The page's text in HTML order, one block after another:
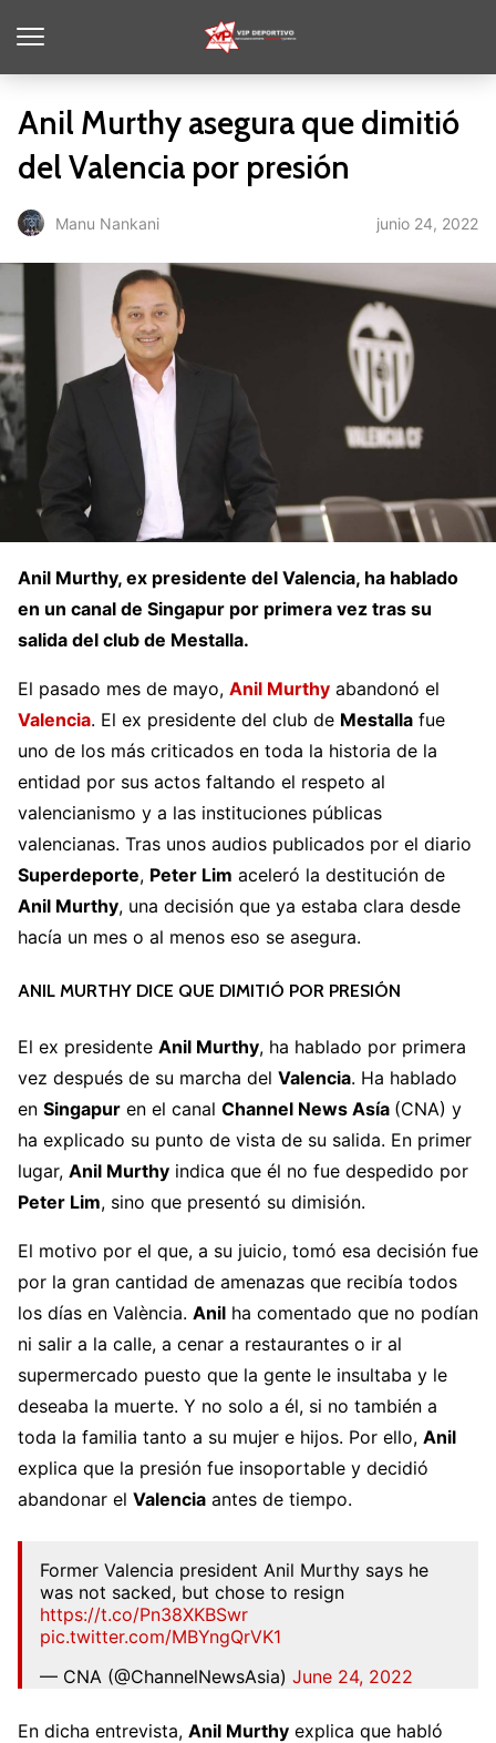
Anil Murthy asegura que dimitió
del Valencia por presión
Manu Nankani junio 24, 2022
Anil Murthy, ex presidente del Valencia, ha hablado
en un canal de Singapur por primera vez tras su
salida del club de Mestalla.
El pasado mes de mayo, Anil Murthy abandonó el
Valencia. El ex presidente del club de Mestalla fue
uno de los más criticados en toda la historia de la
entidad por sus actos faltando el respeto al
valencianismo y a las instituciones públicas
valencianas. Tras unos audios publicados por el diario
Superdeporte, Peter Lim aceleró la destitución de
Anil Murthy, una decisión que ya estaba clara desde
hacía un mes o al menos eso se asegura.
ANIL MURTHY DICE QUE DIMITIÓ POR PRESIÓN
El ex presidente Anil Murthy, ha hablado por primera
vez después de su marcha del Valencia. Ha hablado
en Singapur en el canal Channel News Asía (CNA) y
ha explicado su punto de vista de su salida. En primer
lugar, Anil Murthy indica que él no fue despedido por
Peter Lim, sino que presentó su dimisión.
El motivo por el que, a su juicio, tomó esa decisión fue
por la gran cantidad de amenazas que recibía todos
los días en València. Anil ha comentado que no podían
ni salir a la calle, a cenar a restaurantes o ir al
supermercado puesto que la gente le insultaba y le
deseaba la muerte. Y no solo a él, si no también a
toda la familia tanto a su mujer e hijos. Por ello, Anil
explica que la presión fue insoportable y decidió
abandonar el Valencia antes de tiempo.
Former Valencia president Anil Murthy says he
was not sacked, but chose to resign
https://t.co/Pn38XKBSwr
pic.twitter.com/MBYngQrVK1
— CNA (@ChannelNewsAsia) June 24, 2022
En dicha entrevista, Anil Murthy explica que habló